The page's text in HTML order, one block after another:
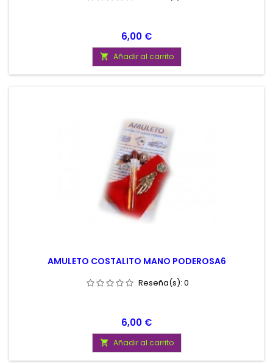
Precio
6,00 €
 Añadir al carrito
AMULETO COSTALITO MANO PODEROSA6
Reseña(s): 0
Precio
6,00 €
 Añadir al carrito